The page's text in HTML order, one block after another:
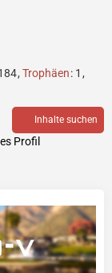
Trophäen 1
Inhalte suchen
Profil